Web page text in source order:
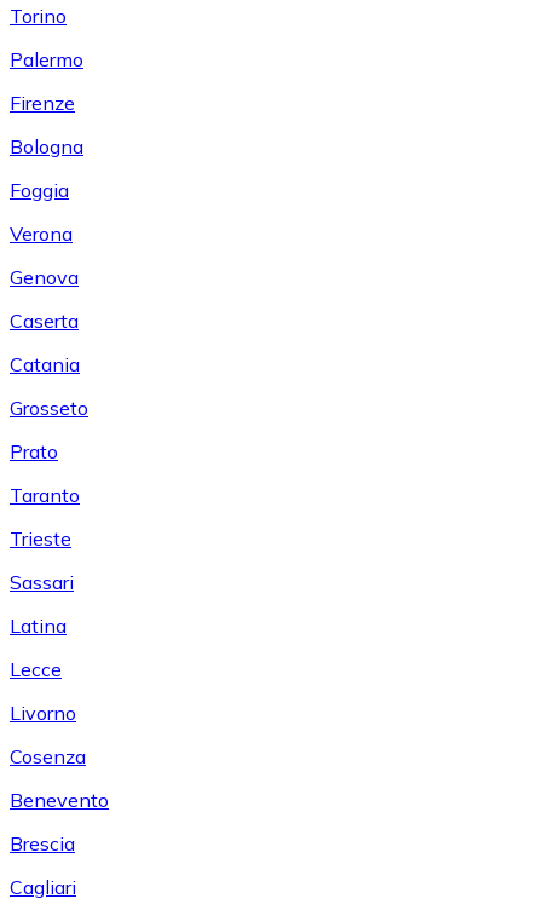
Torino
Palermo
Firenze
Bologna
Foggia
Verona
Genova
Caserta
Catania
Grosseto
Prato
Taranto
Trieste
Sassari
Latina
Lecce
Livorno
Cosenza
Benevento
Brescia
Cagliari